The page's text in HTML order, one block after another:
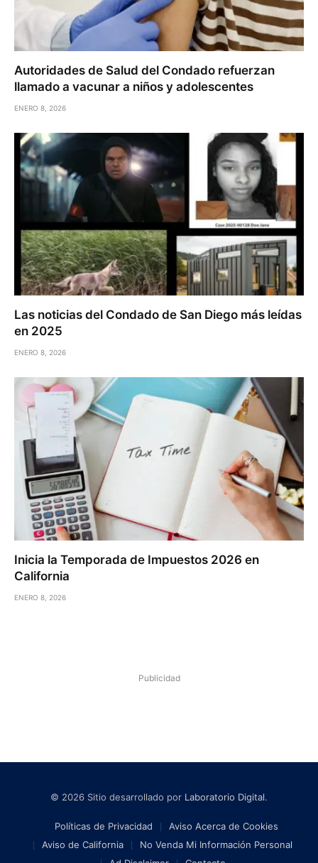
Autoridades de Salud del Condado refuerzan
llamado a vacunar a niños y adolescentes
ENERO 8, 2026
Las noticias del Condado de San Diego más leídas
en 2025
ENERO 8, 2026
Inicia la Temporada de Impuestos 2026 en
California
ENERO 8, 2026
Publicidad
© 2026 Sitio desarrollado por Laboratorio Digital.
Políticas de Privacidad
Aviso Acerca de Cookies
Aviso de California
No Venda Mi Información Personal